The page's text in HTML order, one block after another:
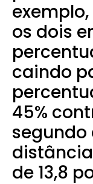
os dois
caindo
45%
segundo
de 13,8